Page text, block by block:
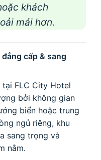
khách
mái hơn.
cấp & sang
FLC City Hotel
bởi không gian
biển hoặc trung
ngủ riêng, khu
sang trọng và
nằm.